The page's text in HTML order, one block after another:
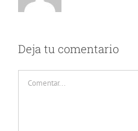
Deja tu comentario
Comentar